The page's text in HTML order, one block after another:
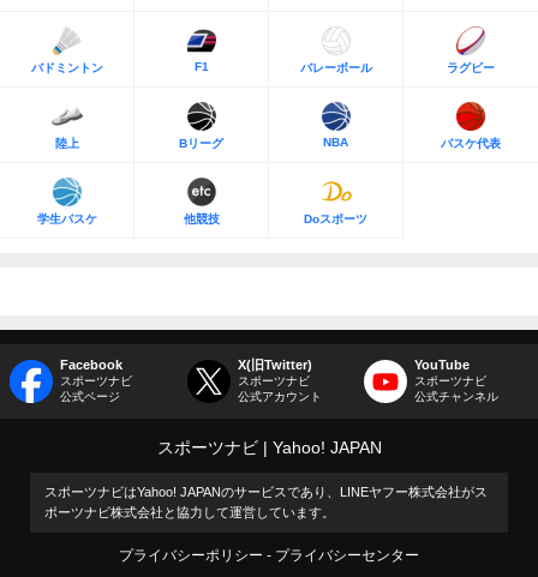
バドミントン F1 バレーボール ラグビー
陸上 Bリーグ NBA バスケ代表
学生バスケ 他競技 Doスポーツ
Facebook
スポーツナビ
公式ページ
X(旧Twitter)
スポーツナビ
公式アカウント
YouTube
スポーツナビ
公式チャンネル
スポーツナビ Yahoo! JAPAN
スポーツナビはYahoo! JAPANのサービスであり、LINEヤフー株式会社がス
ポーツナビ株式会社と協力して運営しています。
プライバシーポリシー プライバシーセンター